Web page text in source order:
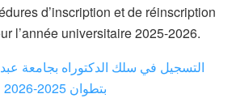
d’inscription et de réinscription
l’année universitaire 2025-2026.